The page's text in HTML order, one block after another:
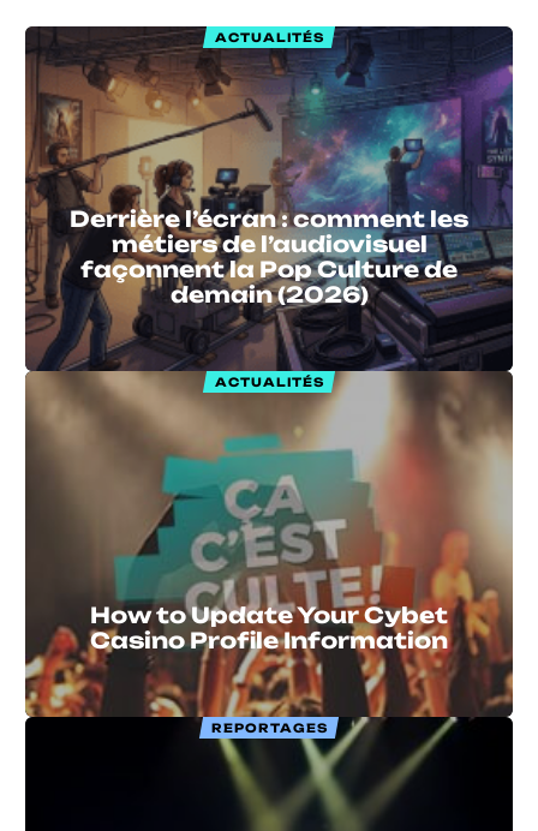
ACTUALITÉS
Derrière l’écran : comment les
métiers de l’audiovisuel
façonnent la Pop Culture de
demain (2026)
ACTUALITÉS
How to Update Your Cybet
Casino Profile Information
REPORTAGES